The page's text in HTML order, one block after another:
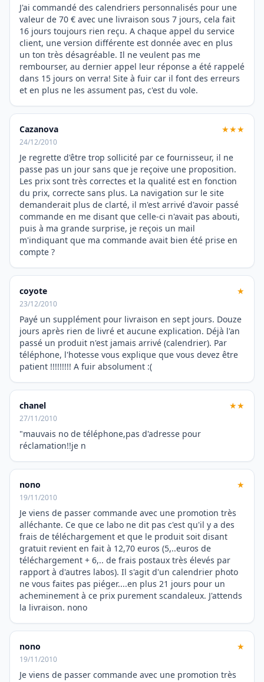
J'ai commandé des calendriers personnalisés pour une
valeur de 70 € avec une livraison sous 7 jours, cela fait
16 jours toujours rien reçu. A chaque appel du service
client, une version différente est donnée avec en plus
un ton très désagréable. Il ne veulent pas me
rembourser, au dernier appel leur réponse a été rappelé
dans 15 jours on verra! Site à fuir car il font des erreurs
et en plus ne les assument pas, c'est du vole.
Cazanova ★★★
24/12/2010
Je regrette d'être trop sollicité par ce fournisseur, il ne
passe pas un jour sans que je reçoive une proposition.
Les prix sont très correctes et la qualité est en fonction
du prix, correcte sans plus. La navigation sur le site
demanderait plus de clarté, il m'est arrivé d'avoir passé
commande en me disant que celle-ci n'avait pas abouti,
puis à ma grande surprise, je reçois un mail
m'indiquant que ma commande avait bien été prise en
compte ?
coyote ★
23/12/2010
Payé un supplément pour livraison en sept jours. Douze
jours après rien de livré et aucune explication. Déjà l'an
passé un produit n'est jamais arrivé (calendrier). Par
téléphone, l'hotesse vous explique que vous devez être
patient !!!!!!!!! A fuir absolument :(
chanel ★★
27/11/2010
"mauvais no de téléphone,pas d'adresse pour
réclamation!!je n
nono ★
19/11/2010
Je viens de passer commande avec une promotion très
alléchante. Ce que ce labo ne dit pas c'est qu'il y a des
frais de téléchargement et que le produit soit disant
gratuit revient en fait à 12,70 euros (5,..euros de
téléchargement + 6,.. de frais postaux très élevés par
rapport à d'autres labos). Il s'agit d'un calendrier photo
ne vous faites pas piéger....en plus 21 jours pour un
acheminement à ce prix purement scandaleux. J'attends
la livraison. nono
nono ★
19/11/2010
Je viens de passer commande avec une promotion très